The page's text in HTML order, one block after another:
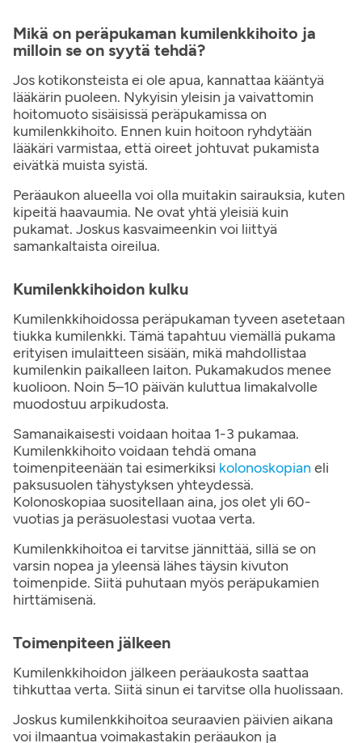
Mikä on peräpukaman kumilenkkihoito ja
milloin se on syytä tehdä?
Jos kotikonsteista ei ole apua, kannattaa kääntyä
lääkärin puoleen. Nykyisin yleisin ja vaivattomin
hoitomuoto sisäisissä peräpukamissa on
kumilenkkihoito. Ennen kuin hoitoon ryhdytään
lääkäri varmistaa, että oireet johtuvat pukamista
eivätkä muista syistä.
Peräaukon alueella voi olla muitakin sairauksia, kuten
kipeitä haavaumia. Ne ovat yhtä yleisiä kuin
pukamat. Joskus kasvaimeenkin voi liittyä
samankaltaista oireilua.
Kumilenkkihoidon kulku
Kumilenkkihoidossa peräpukaman tyveen asetetaan
tiukka kumilenkki. Tämä tapahtuu viemällä pukama
erityisen imulaitteen sisään, mikä mahdollistaa
kumilenkin paikalleen laiton. Pukamakudos menee
kuolioon. Noin 5–10 päivän kuluttua limakalvolle
muodostuu arpikudosta.
Samanaikaisesti voidaan hoitaa 1-3 pukamaa.
Kumilenkkihoito voidaan tehdä omana
toimenpiteenään tai esimerkiksi kolonoskopian eli
paksusuolen tähystyksen yhteydessä.
Kolonoskopiaa suositellaan aina, jos olet yli 60-
vuotias ja peräsuolestasi vuotaa verta.
Kumilenkkihoitoa ei tarvitse jännittää, sillä se on
varsin nopea ja yleensä lähes täysin kivuton
toimenpide. Siitä puhutaan myös peräpukamien
hirttämisenä.
Toimenpiteen jälkeen
Kumilenkkihoidon jälkeen peräaukosta saattaa
tihkuttaa verta. Siitä sinun ei tarvitse olla huolissaan.
Joskus kumilenkkihoitoa seuraavien päivien aikana
voi ilmaantua voimakastakin peräaukon ja